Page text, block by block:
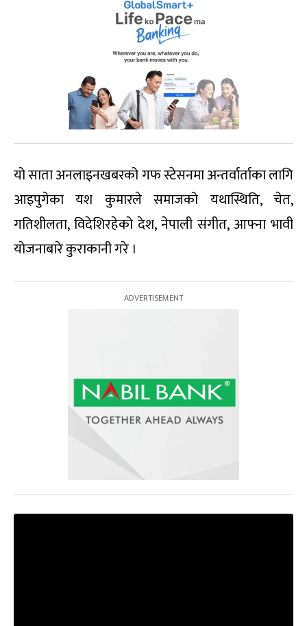
यो साता अनलाइनखबरको गफ स्टेसनमा अन्तर्वार्ताका लागि
आइपुगेका यश कुमारले समाजको यथास्थिति, चेत,
गतिशीलता, विदेशिरहेको देश, नेपाली संगीत, आफ्ना भावी
योजनाबारे कुराकानी गरे ।